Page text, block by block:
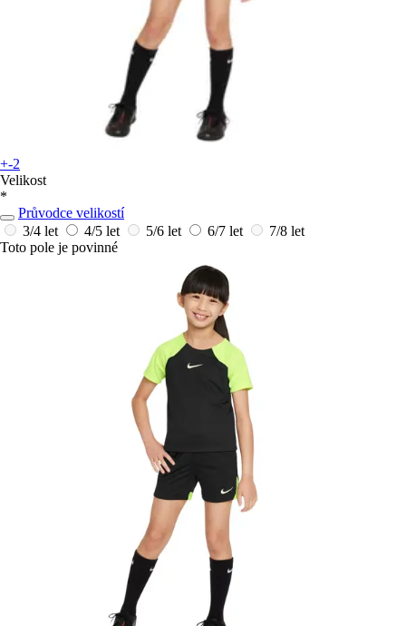
+-2
Velikost
*
Průvodce velikostí
3/4 let
4/5 let 5/6 let 6/7 let
7/8 let
Toto pole je povinné